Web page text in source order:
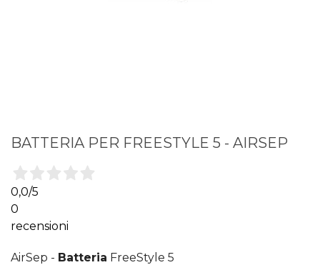
BATTERIA PER FREESTYLE 5 - AIRSEP
0,0/5
0
recensioni
AirSep - Batteria FreeStyle 5